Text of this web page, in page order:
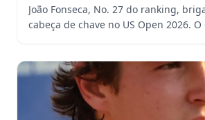
João Fonseca, No. 27 do ranking,
cabeça de chave no US Open 2026.